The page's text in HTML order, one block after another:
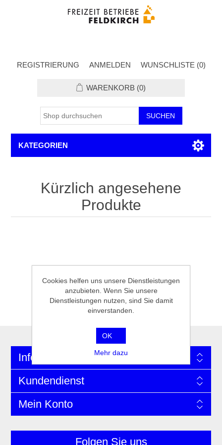
REGISTRIERUNG ANMELDEN WUNSCHLISTE (0)
WARENKORB (0)
KATEGORIEN
Kürzlich angesehene
Produkte
Information
Kundendienst
Mein Konto
Folgen Sie uns
Cookies helfen uns unsere Dienstleistungen
anzubieten. Wenn Sie unsere
Dienstleistungen nutzen, sind Sie damit
einverstanden.
OK
Mehr dazu